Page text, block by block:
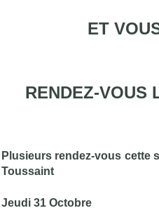
ET
RENDEZ-VOUS
Plusieurs rendez-vous cette
Toussaint
Jeudi 31 Octobre